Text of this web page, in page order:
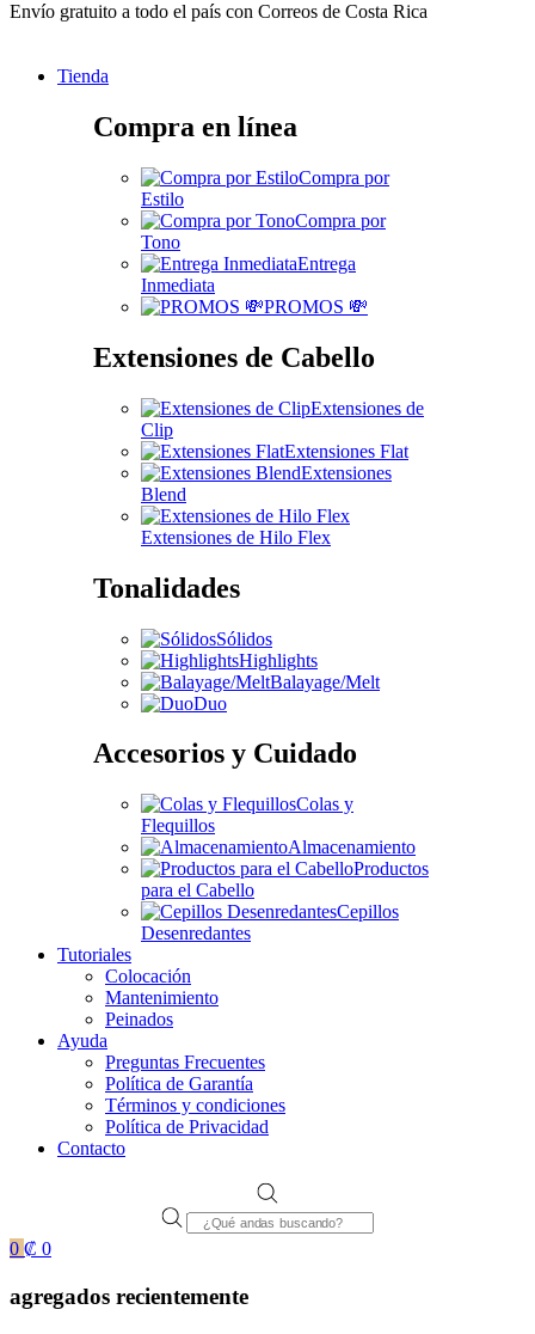
Envío gratuito a todo el país con Correos de Costa Rica
Tienda
Compra en línea
Compra por
Estilo
Compra por
Tono
Entrega
Inmediata
PROMOS 💸
Extensiones de Cabello
Extensiones de
Clip
Extensiones Flat
Extensiones
Blend
Extensiones de Hilo Flex
Tonalidades
Sólidos
Highlights
Balayage/Melt
Duo
Accesorios y Cuidado
Colas y
Flequillos
Almacenamiento
Productos
para el Cabello
Cepillos
Desenredantes
Tutoriales
Colocación
Mantenimiento
Peinados
Ayuda
Preguntas Frecuentes
Política de Garantía
Términos y condiciones
Política de Privacidad
Contacto
Products
search
0 ₡ 0
agregados recientemente